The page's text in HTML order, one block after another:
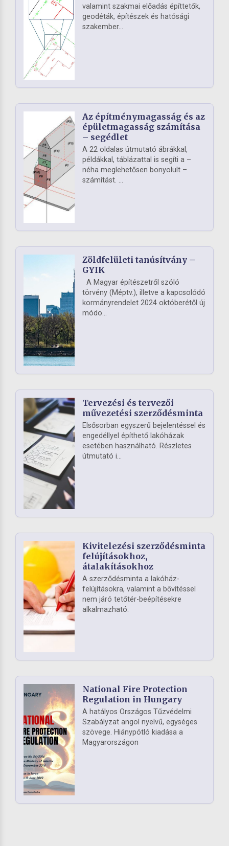
valamint szakmai előadás építtetők,
geodéták, építészek és hatósági
szakember...
Az építménymagasság és az
épületmagasság számítása
– segédlet
A 22 oldalas útmutató ábrákkal,
példákkal, táblázattal is segíti a –
néha meglehetősen bonyolult –
számítást. ...
Zöldfelületi tanúsítvány –
GYIK
A Magyar építészetről szóló
törvény (Méptv.), illetve a kapcsolódó
kormányrendelet 2024 októberétől új
módo...
Tervezési és tervezői
művezetési szerződésminta
Elsősorban egyszerű bejelentéssel és
engedéllyel építhető lakóházak
esetében használható. Részletes
útmutató i...
Kivitelezési szerződésminta
felújításokhoz,
átalakításokhoz
A szerződésminta a lakóház-
felújításokra, valamint a bővítéssel
nem járó tetőtér-beépítésekre
alkalmazható.
National Fire Protection
Regulation in Hungary
A hatályos Országos Tűzvédelmi
Szabályzat angol nyelvű, egységes
szövege. Hiánypótló kiadása a
Magyarországon